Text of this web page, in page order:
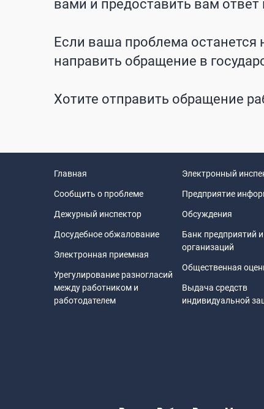
вами и предоставить вам
Если ваша проблема
направить обращение в
Хотите отправить обращение
Главная
Сообщить о проблеме
Дежурный инспектор
Досудебное обжалование
Электронная приемная
Урегулирование разногласий
между работником и
работодателем
Электронный
Предприятие
Обсуждения
Банк предприятий и
организаций
Общественная
Выдача средств
индивидуальной